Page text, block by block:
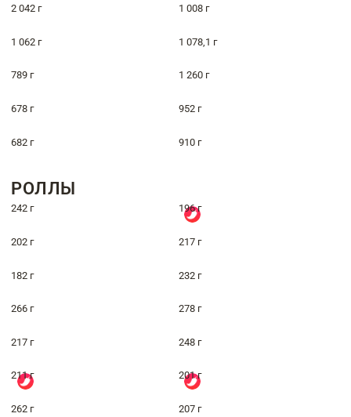
2 042 г 1 008 г
1 062 г 1 078,1 г
789 г 1 260 г
678 г 952 г
682 г 910 г
РОЛЛЫ
242 г 196 г
202 г 217 г
182 г 232 г
266 г 278 г
217 г 248 г
211 г 201 г
262 г 207 г